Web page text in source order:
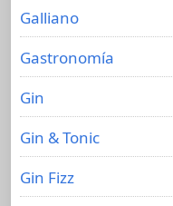
Galliano
Gastronomía
Gin
Gin & Tonic
Gin Fizz